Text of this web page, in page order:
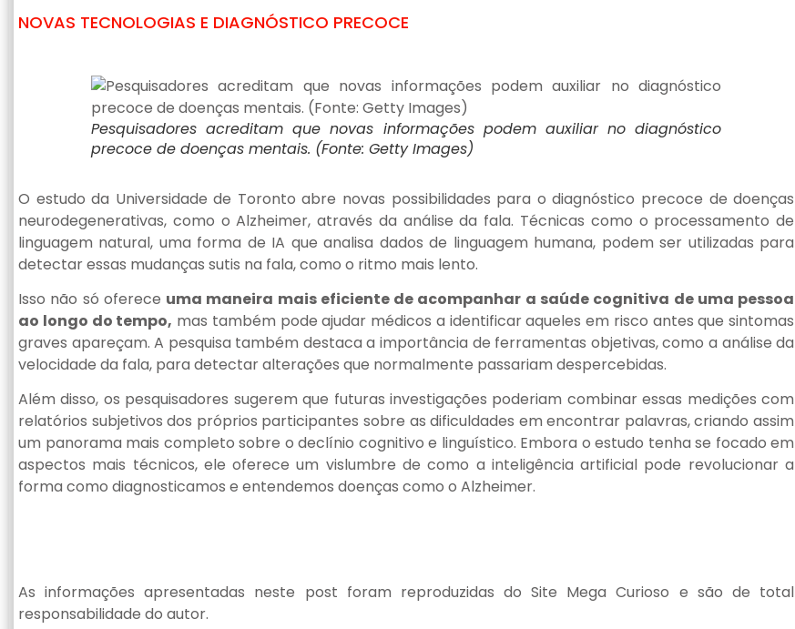
NOVAS TECNOLOGIAS E DIAGNÓSTICO PRECOCE
Pesquisadores acreditam que novas informações podem auxiliar no diagnóstico
precoce de doenças mentais. (Fonte: Getty Images)
O estudo da Universidade de Toronto abre novas possibilidades para o diagnóstico precoce de doenças
neurodegenerativas, como o Alzheimer, através da análise da fala. Técnicas como o processamento de
linguagem natural, uma forma de IA que analisa dados de linguagem humana, podem ser utilizadas para
detectar essas mudanças sutis na fala, como o ritmo mais lento.
Isso não só oferece uma maneira mais eficiente de acompanhar a saúde cognitiva de uma pessoa
ao longo do tempo, mas também pode ajudar médicos a identificar aqueles em risco antes que sintomas
graves apareçam. A pesquisa também destaca a importância de ferramentas objetivas, como a análise da
velocidade da fala, para detectar alterações que normalmente passariam despercebidas.
Além disso, os pesquisadores sugerem que futuras investigações poderiam combinar essas medições com
relatórios subjetivos dos próprios participantes sobre as dificuldades em encontrar palavras, criando assim
um panorama mais completo sobre o declínio cognitivo e linguístico. Embora o estudo tenha se focado em
aspectos mais técnicos, ele oferece um vislumbre de como a inteligência artificial pode revolucionar a
forma como diagnosticamos e entendemos doenças como o Alzheimer.
As informações apresentadas neste post foram reproduzidas do Site Mega Curioso e são de total
responsabilidade do autor.